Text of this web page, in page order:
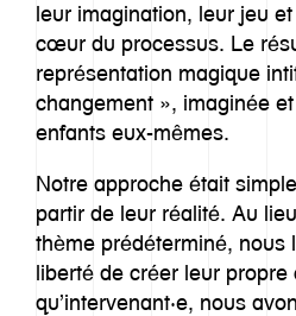
leur imagination, leur jeu
cœur du processus. Le
représentation magique
changement », imaginée
enfants eux-mêmes.
Notre approche était
partir de leur réalité. Au
thème prédéterminé, nous
liberté de créer leur propre
qu’intervenant·e, nous